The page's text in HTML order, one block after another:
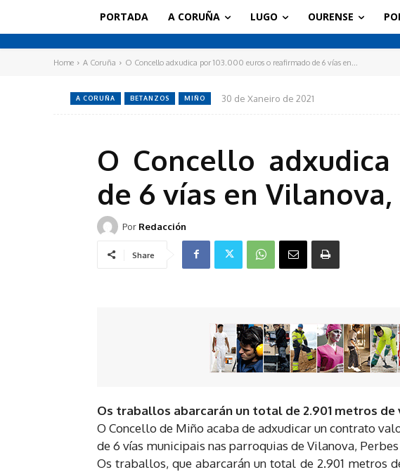
PORTADA A CORUÑA LUGO OURENSE
Home A Coruña O Concello adxudica por 103.000 euros o reafirmado de 6 vías en...
A CORUÑA BETANZOS MIÑO 30 de Xaneiro de 2021
O Concello
de 6 vías en
Por Redacción
Share
Os traballos abarcarán un total de 2.901 metros de
O Concello de Miño acaba de adxudicar un contrato
de 6 vías municipais nas parroquias de Vilanova,
Os traballos, que abarcarán un total de 2.901 metros